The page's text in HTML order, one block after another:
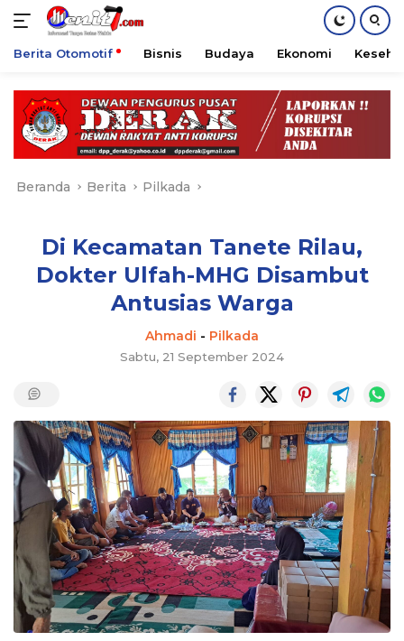
konten
Berita Otomotif Bisnis Budaya Ekonomi
Beranda Berita Pilkada
Di Kecamatan Tanete Rilau,
Dokter Ulfah-MHG Disambut
Antusias Warga
Ahmadi - Pilkada
Sabtu, 21 September 2024